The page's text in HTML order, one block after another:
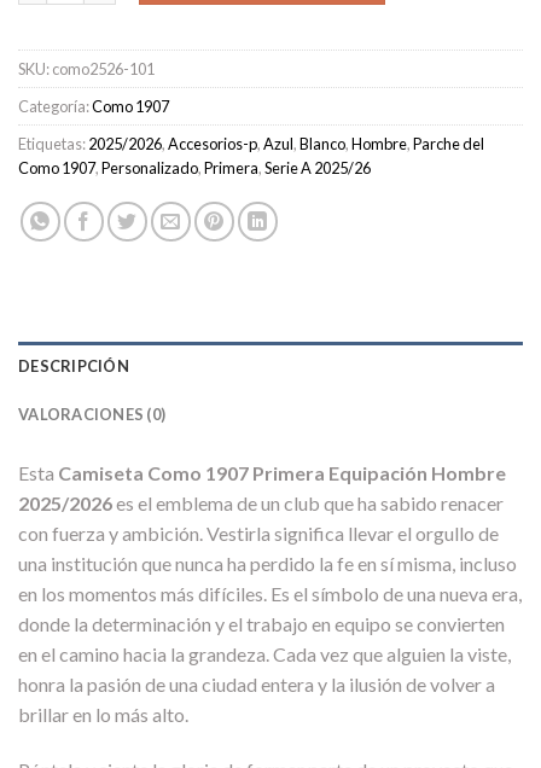
SKU:como2526-101
Categoría:Como 1907
Etiquetas:2025/2026,Accesorios-p,Azul,Blanco,Hombre,Parche del
Como 1907,Personalizado,Primera,Serie A 2025/26
DESCRIPCIÓN
VALORACIONES (0)
Esta Camiseta Como 1907 Primera Equipación Hombre
2025/2026es el emblema de un club que ha sabido renacer
con fuerza y ambición. Vestirla significa llevar el orgullo de
una institución que nunca ha perdido la fe en sí misma, incluso
en los momentos más difíciles. Es el símbolo de una nueva era,
donde la determinación y el trabajo en equipo se convierten
en el camino hacia la grandeza. Cada vez que alguien la viste,
honra la pasión de una ciudad entera y la ilusión de volver a
brillar en lo más alto.